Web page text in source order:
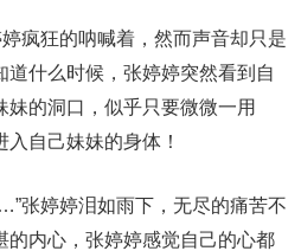
狂的呐喊着，然而声音却只是
什么时候，张婷婷突然看到自
的洞口，似乎只要微微一用
自己妹妹的身体！
婷婷泪如雨下，无尽的痛苦不
的内心，张婷婷感觉自己的心都